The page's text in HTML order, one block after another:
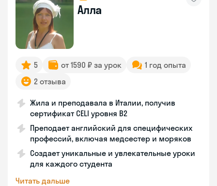
Алла
5 от 1590 ₽ за урок
1 год опыта
2 отзыва
Жила и преподавала в Италии, получив
сертификат CELI уровня В2
Преподает английский для специфических
профессий, включая медсестер и моряков
Создает уникальные и увлекательные уроки
для каждого студента
Читать дальше